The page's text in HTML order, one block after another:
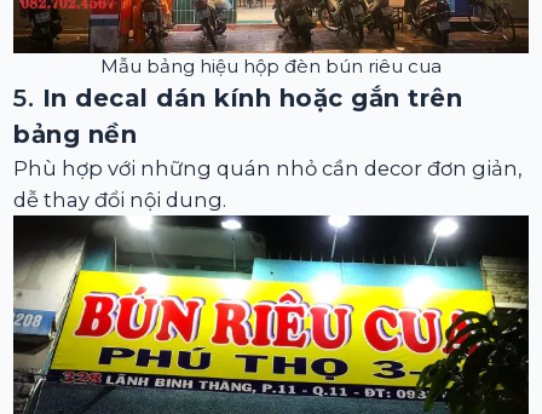
Mẫu bảng hiệu hộp đèn bún riêu cua
5. In decal dán kính hoặc gắn trên
bảng nền
Phù hợp với những quán nhỏ cần decor đơn giản,
dễ thay đổi nội dung.